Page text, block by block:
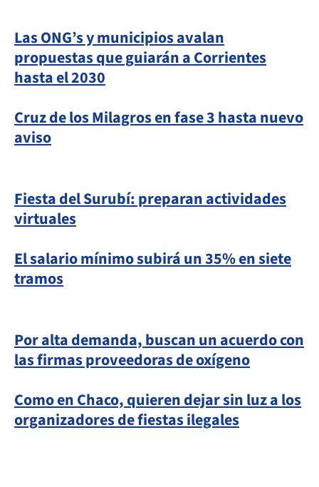
Las ONG’s y municipios avalan
propuestas que guiarán a Corrientes
hasta el 2030
Cruz de los Milagros en fase 3 hasta nuevo
aviso
Fiesta del Surubí: preparan actividades
virtuales
El salario mínimo subirá un 35% en siete
tramos
Por alta demanda, buscan un acuerdo con
las firmas proveedoras de oxígeno
Como en Chaco, quieren dejar sin luz a los
organizadores de fiestas ilegales